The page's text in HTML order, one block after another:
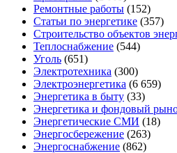
Ремонтные работы (152)
Статьи по энергетике (357)
Строительство объектов
Теплоснабжение (544)
Уголь (651)
Электротехника (300)
Электроэнергетика (6 659)
Энергетика в быту (33)
Энергетика и фондовый
Энергетические СМИ (18)
Энергосбережение (263)
Энергоснабжение (862)